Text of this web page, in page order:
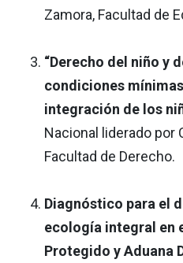
Zamora, Facultad de
“Derecho del niño y
condiciones
integración de los
Nacional liderado por
Facultad de Derecho.
Diagnóstico para el
ecología integral en
Protegido y Aduana